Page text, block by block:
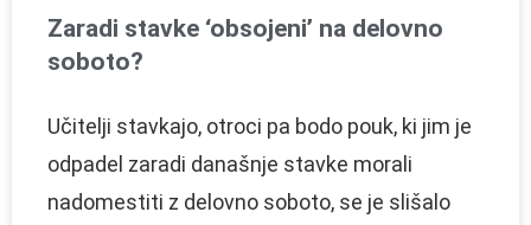
Zaradi stavke ‘obsojeni’ na delovno
soboto?
Učitelji stavkajo, otroci pa bodo pouk, ki jim je
odpadel zaradi današnje stavke morali
nadomestiti z delovno soboto, se je slišalo